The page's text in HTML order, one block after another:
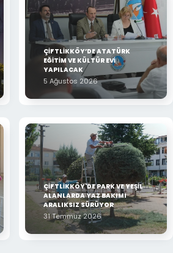
ÇİFTLİKKÖY’DE ATATÜRK
EĞİTİM VE KÜLTÜR EVİ
YAPILACAK
5 Ağustos 2026
ÇİFTLİKKÖY'DE PARK VE YEŞİL
ALANLARDA YAZ BAKIMI
ARALIKSIZ SÜRÜYOR
31 Temmuz 2026